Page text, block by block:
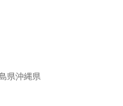
県沖縄県